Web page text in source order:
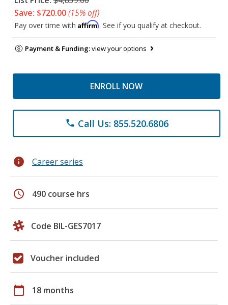
Save: $720.00(15% off)
Pay over time with Affirm. See if you qualify at checkout.
Payment & Funding:view your options
ENROLL NOW
phone Call Us: 855.520.6806
info Career series
schedule 490 course hrs
Code BIL-GES7017
Voucher included
calendar_today 18 months